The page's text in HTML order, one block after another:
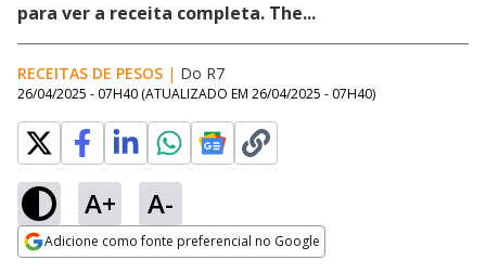
para ver a receita completa. The...
RECEITAS DE PESOS | Do R7
26/04/2025 - 07H40 (ATUALIZADO EM 26/04/2025 - 07H40)
A+ A-
Adicione como fonte preferencial no Google